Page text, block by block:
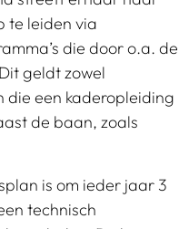
te leiden via
die door o.a. de
geldt zowel
die een kaderopleiding
de baan, zoals
is om ieder jaar 3
technisch